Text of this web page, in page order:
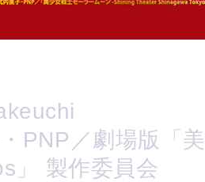
PNP／劇場版「
」 製作委員会